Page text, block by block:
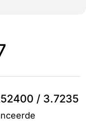
/ 3.7235